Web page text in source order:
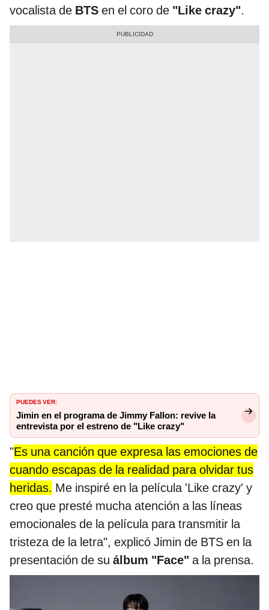
vocalista de BTS en el coro de "Like crazy".
PUEDES VER:
Jimin en el programa de Jimmy Fallon: revive la
entrevista por el estreno de "Like crazy"
"Es una canción que expresa las emociones de
cuando escapas de la realidad para olvidar tus
heridas. Me inspiré en la película 'Like crazy' y
creo que presté mucha atención a las líneas
emocionales de la película para transmitir la
tristeza de la letra", explicó Jimin de BTS en la
presentación de su álbum "Face" a la prensa.